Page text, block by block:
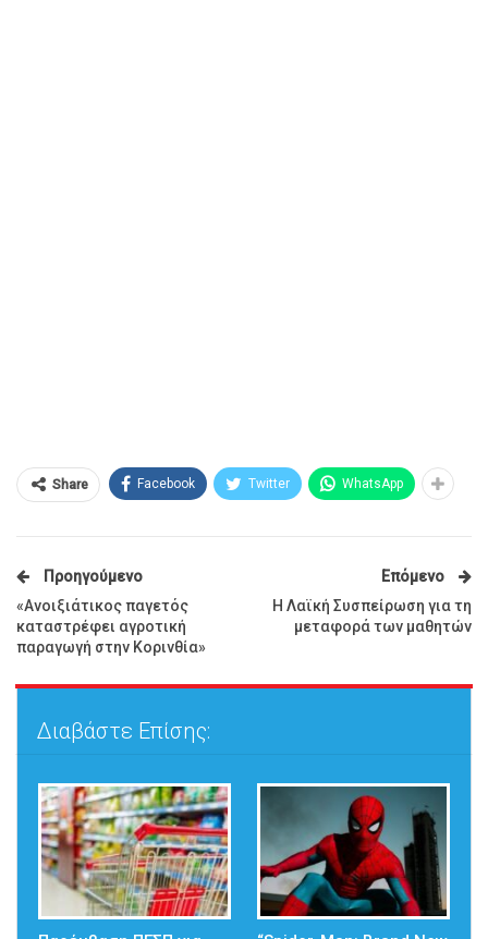
Share Facebook Twitter WhatsApp
Προηγούμενο
​«Ανοιξιάτικος παγετός
καταστρέφει αγροτική
παραγωγή στην Κορινθία»
Επόμενο
Η Λαϊκή Συσπείρωση για τη
μεταφορά των μαθητών
Διαβάστε Επίσης: